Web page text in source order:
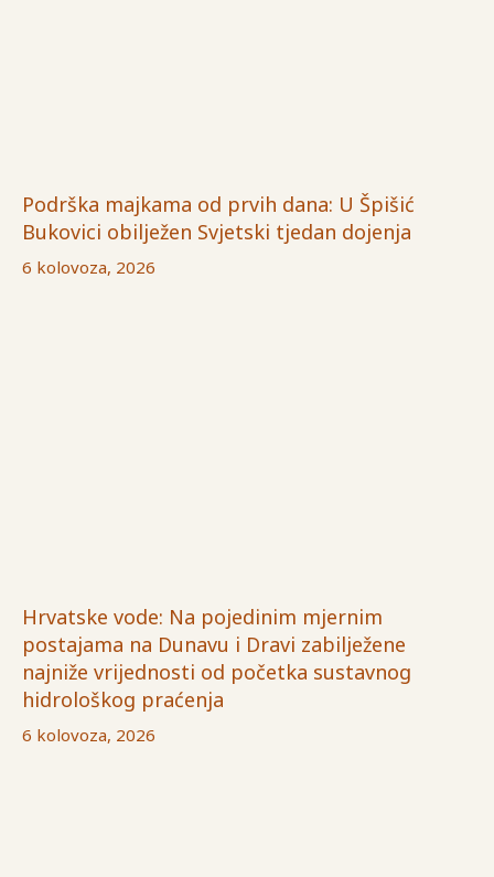
Podrška majkama od prvih dana: U Špišić
Bukovici obilježen Svjetski tjedan dojenja
6 kolovoza, 2026
Hrvatske vode: Na pojedinim mjernim
postajama na Dunavu i Dravi zabilježene
najniže vrijednosti od početka sustavnog
hidrološkog praćenja
6 kolovoza, 2026